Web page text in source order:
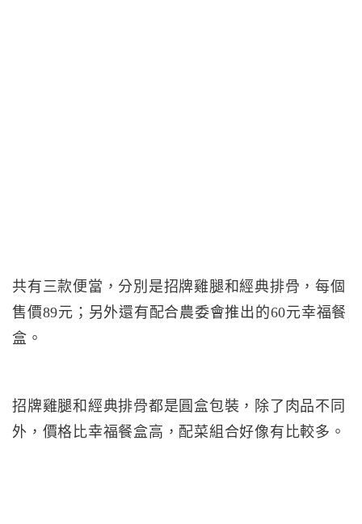
共有三款便當，分別是招牌雞腿和經典排骨，每個
售價89元；另外還有配合農委會推出的60元幸福餐
盒。
招牌雞腿和經典排骨都是圓盒包裝，除了肉品不同
外，價格比幸福餐盒高，配菜組合好像有比較多。